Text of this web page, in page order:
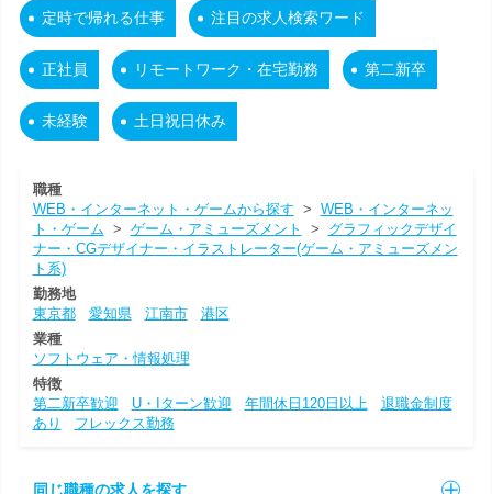
定時で帰れる仕事 注目の求人検索ワード
正社員 リモートワーク・在宅勤務 第二新卒
未経験 土日祝日休み
職種
WEB・インターネット・ゲームから探す > WEB・インターネッ
ト・ゲーム > ゲーム・アミューズメント > グラフィックデザイ
ナー・CGデザイナー・イラストレーター(ゲーム・アミューズメン
ト系)
勤務地
東京都
愛知県 江南市
港区
業種
ソフトウェア・情報処理
特徴
第二新卒歓迎
U・Iターン歓迎 年間休日120日以上
退職金制度
あり
フレックス勤務
同じ職種の求人を探す